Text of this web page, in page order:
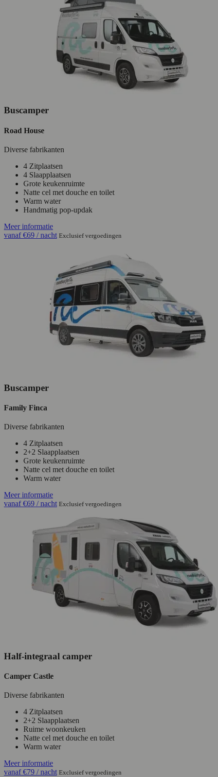
Buscamper
Road House
Diverse fabrikanten
4 Zitplaatsen
4 Slaapplaatsen
Grote keukenruimte
Natte cel met douche en toilet
Warm water
Handmatig pop-updak
Meer informatie
vanaf€69 / nacht Exclusief vergoedingen
Buscamper
Family Finca
Diverse fabrikanten
4 Zitplaatsen
2+2 Slaapplaatsen
Grote keukenruimte
Natte cel met douche en toilet
Warm water
Meer informatie
vanaf€69 / nacht Exclusief vergoedingen
Half-integraal camper
Camper Castle
Diverse fabrikanten
4 Zitplaatsen
2+2 Slaapplaatsen
Ruime woonkeuken
Natte cel met douche en toilet
Warm water
Meer informatie
vanaf€79 / nacht Exclusief vergoedingen